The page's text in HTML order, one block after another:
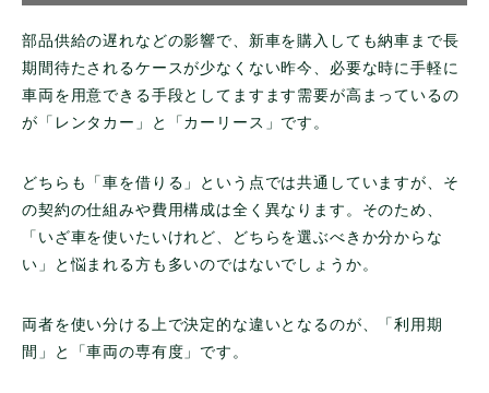
部品供給の遅れなどの影響で、新車を購入しても納車まで長
期間待たされるケースが少なくない昨今、必要な時に手軽に
車両を用意できる手段としてますます需要が高まっているの
が「レンタカー」と「カーリース」です。
どちらも「車を借りる」という点では共通していますが、そ
の契約の仕組みや費用構成は全く異なります。そのため、
「いざ車を使いたいけれど、どちらを選ぶべきか分からな
い」と悩まれる方も多いのではないでしょうか。
両者を使い分ける上で決定的な違いとなるのが、「利用期
間」と「車両の専有度」です。